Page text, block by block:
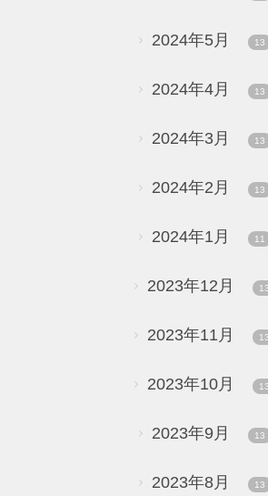
2024年5月 13
2024年4月 13
2024年3月 13
2024年2月 13
2024年1月 11
2023年12月 13
2023年11月 13
2023年10月 13
2023年9月 13
2023年8月 13